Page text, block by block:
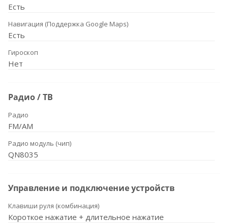
Есть
Навигация (Поддержка Google Maps)
Есть
Гироскоп
Нет
Радио / ТВ
Радио
FM/AM
Радио модуль (чип)
QN8035
Управление и подключение устройств
Клавиши руля (комбинация)
Короткое нажатие + длительное нажатие